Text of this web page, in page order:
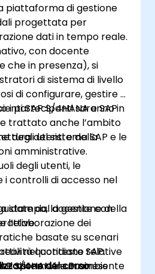
piattaforma di gestione
progettata per
dati in tempo reale.
con docente
che in presenza), si
di sistema di livello
di configurare, gestire e
SAP S/4HANA e SAP
trattato anche l’ambito
degli utenti e della
i partecipanti saranno in
del sistema SAP e le
amministrative.
degli utenti, le
i controlli di accesso nel
stampa, la gestione della
l’elaborazione dei
quotidiane relative
S/4HANA e Business
dal docente con
basate su scenari
nel contesto SAP.
sistema in un ambiente
del corso